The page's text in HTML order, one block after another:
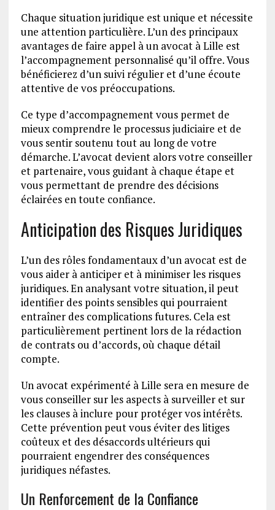
Chaque situation juridique est unique et nécessite
une attention particulière. L’un des principaux
avantages de faire appel à un avocat à Lille est
l’accompagnement personnalisé qu’il offre. Vous
bénéficierez d’un suivi régulier et d’une écoute
attentive de vos préoccupations.
Ce type d’accompagnement vous permet de
mieux comprendre le processus judiciaire et de
vous sentir soutenu tout au long de votre
démarche. L’avocat devient alors votre conseiller
et partenaire, vous guidant à chaque étape et
vous permettant de prendre des décisions
éclairées en toute confiance.
Anticipation des Risques Juridiques
L’un des rôles fondamentaux d’un avocat est de
vous aider à anticiper et à minimiser les risques
juridiques. En analysant votre situation, il peut
identifier des points sensibles qui pourraient
entraîner des complications futures. Cela est
particulièrement pertinent lors de la rédaction
de contrats ou d’accords, où chaque détail
compte.
Un avocat expérimenté à Lille sera en mesure de
vous conseiller sur les aspects à surveiller et sur
les clauses à inclure pour protéger vos intérêts.
Cette prévention peut vous éviter des litiges
coûteux et des désaccords ultérieurs qui
pourraient engendrer des conséquences
juridiques néfastes.
Un Renforcement de la Confiance